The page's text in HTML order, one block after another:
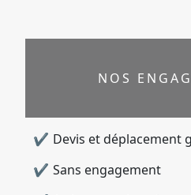
NOS
Devis et déplacement
Sans engagement